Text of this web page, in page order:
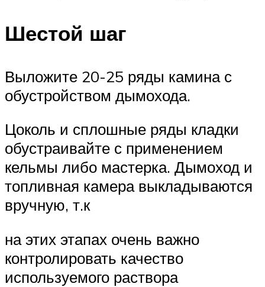
Шестой шаг
Выложите 20-25 ряды камина с
обустройством дымохода.
Цоколь и сплошные ряды кладки
обустраивайте с применением
кельмы либо мастерка. Дымоход и
топливная камера выкладываются
вручную, т.к
на этих этапах очень важно
контролировать качество
используемого раствора